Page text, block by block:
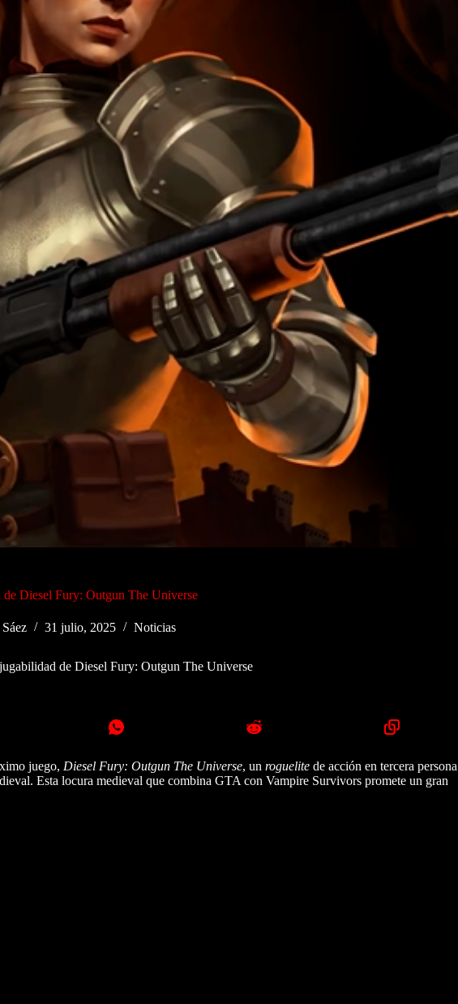
Diesel Fury: Outgun The Universe
31 julio, 2025 Noticias
de Diesel Fury: Outgun The Universe
juego, Diesel Fury: Outgun The Universe, un roguelite de acción en tercera persona
Esta locura medieval que combina GTA con Vampire Survivors promete un gran